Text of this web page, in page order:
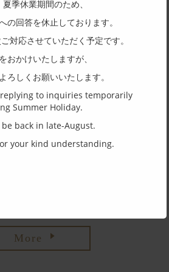
FJP-002
More
季休業期間のため、
の回答を休止しております。
対応させていただく予定です。
おかけいたしますが、
ろしくお願いいたします。
to inquiries temporarily
Summer Holiday.
back in late-August.
your kind understanding.